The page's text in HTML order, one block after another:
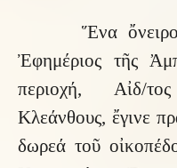
Ἕνα
Ἐφημέριος τῆς
περιοχή, Αἰδ/
Κλεάνθους, ἔγινε
δωρεά τοῦ